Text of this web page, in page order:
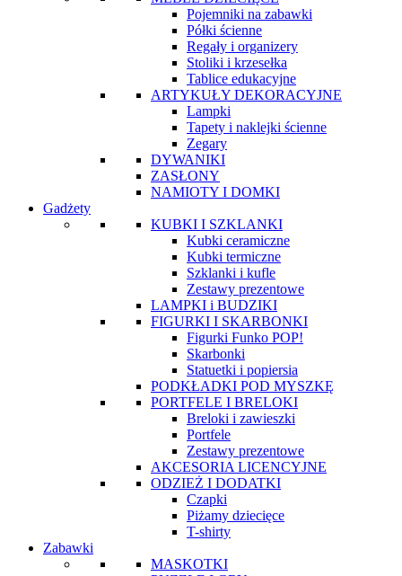
Pojemniki na zabawki
Półki ścienne
Regały i organizery
Stoliki i krzesełka
Tablice edukacyjne
ARTYKUŁY DEKORACYJNE
Lampki
Tapety i naklejki ścienne
Zegary
DYWANIKI
ZASŁONY
NAMIOTY I DOMKI
Gadżety
KUBKI I SZKLANKI
Kubki ceramiczne
Kubki termiczne
Szklanki i kufle
Zestawy prezentowe
LAMPKI i BUDZIKI
FIGURKI I SKARBONKI
Figurki Funko POP!
Skarbonki
Statuetki i popiersia
PODKŁADKI POD MYSZKĘ
PORTFELE I BRELOKI
Breloki i zawieszki
Portfele
Zestawy prezentowe
AKCESORIA LICENCYJNE
ODZIEŻ I DODATKI
Czapki
Piżamy dziecięce
T-shirty
Zabawki
MASKOTKI